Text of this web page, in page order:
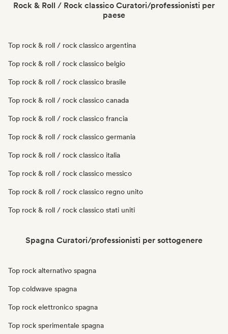
Rock & Roll / Rock classico Curatori/professionisti per
paese
Top rock & roll / rock classico argentina
Top rock & roll / rock classico belgio
Top rock & roll / rock classico brasile
Top rock & roll / rock classico canada
Top rock & roll / rock classico francia
Top rock & roll / rock classico germania
Top rock & roll / rock classico italia
Top rock & roll / rock classico messico
Top rock & roll / rock classico regno unito
Top rock & roll / rock classico stati uniti
Spagna Curatori/professionisti per sottogenere
Top rock alternativo spagna
Top coldwave spagna
Top rock elettronico spagna
Top rock sperimentale spagna